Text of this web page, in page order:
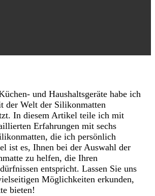
und Haushaltsgeräte habe ich
der Welt der Silikonmatten
In diesem Artikel teile ich mit
Erfahrungen mit sechs
die ich persönlich
ist es, Ihnen bei der Auswahl der
zu helfen, die Ihren
entspricht. Lassen Sie uns
Möglichkeiten erkunden,
bieten!